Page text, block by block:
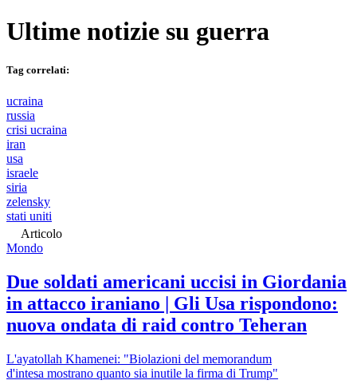
Ultime notizie su guerra
Tag correlati:
ucraina
russia
crisi ucraina
iran
usa
israele
siria
zelensky
stati uniti
Articolo
Mondo
Due soldati americani uccisi in Giordania
in attacco iraniano | Gli Usa rispondono:
nuova ondata di raid contro Teheran
L'ayatollah Khamenei: "Biolazioni del memorandum
d'intesa mostrano quanto sia inutile la firma di Trump"